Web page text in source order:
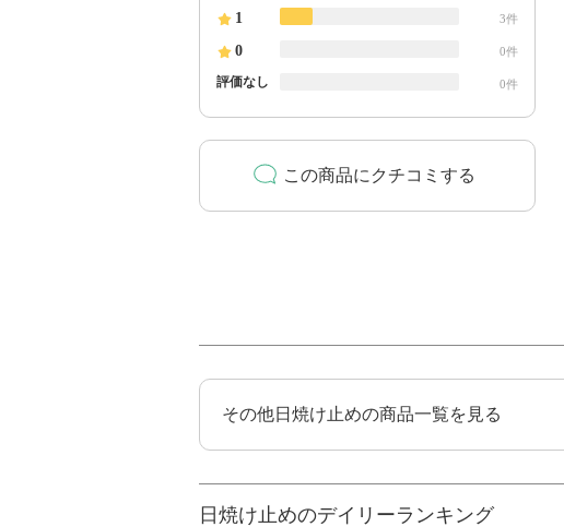
1 3件
0 0件
評価なし 0件
この商品にクチコミする
その他日焼け止めの商品一覧を見る
日焼け止めのデイリーランキング